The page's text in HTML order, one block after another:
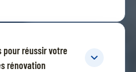
pour réussir votre
rénovation